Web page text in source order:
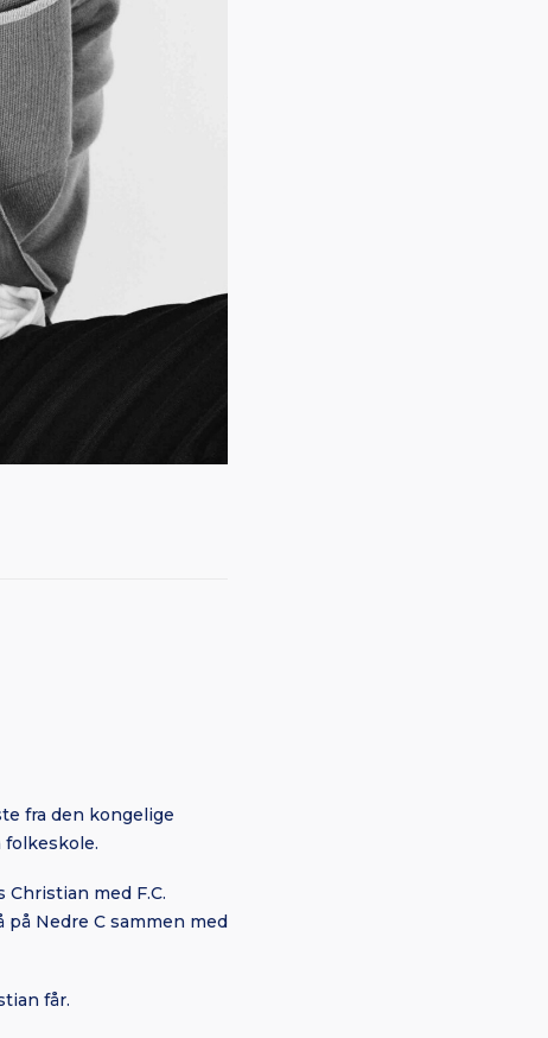
fra den kongelige
folkeskole.
med F.C.
på Nedre C sammen med
får.